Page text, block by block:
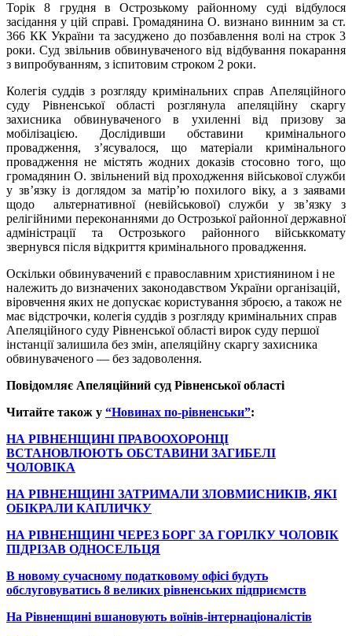
Торік 8 грудня в Острозькому районному суді відбулося
засідання у цій справі. Громадянина О. визнано винним за ст.
366 КК України та засуджено до позбавлення волі на строк 3
роки. Суд звільнив обвинуваченого від відбування покарання
з випробуванням, з іспитовим строком 2 роки.
Колегія суддів з розгляду кримінальних справ Апеляційного
суду Рівненської області розглянула апеляційну скаргу
захисника обвинуваченого в ухиленні від призову за
мобілізацією. Дослідивши обставини кримінального
провадження, з’ясувалося, що матеріали кримінального
провадження не містять жодних доказів стосовно того, що
громадянин О. звільнений від проходження військової служби
у зв’язку із доглядом за матір’ю похилого віку, а з заявами
щодо альтернативної (невійськової) служби у зв’язку з
релігійними переконаннями до Острозької районної державної
адміністрації та Острозького районного військкомату
звернувся після відкриття кримінального провадження.
Оскільки обвинувачений є православним християнином і не
належить до визначених законодавством України організацій,
віровчення яких не допускає користування зброєю, а також не
має відстрочки, колегія суддів з розгляду кримінальних справ
Апеляційного суду Рівненської області вирок суду першої
інстанції залишила без змін, апеляційну скаргу захисника
обвинуваченого — без задоволення.
Повідомляє Апеляційний суд Рівненської області
Читайте також у “Новинах по-рівненськи”:
НА РІВНЕНЩИНІ ПРАВООХОРОНЦІ
ВСТАНОВЛЮЮТЬ ОБСТАВИНИ ЗАГИБЕЛІ
ЧОЛОВІКА
НА РІВНЕНЩИНІ ЗАТРИМАЛИ ЗЛОВМИСНИКІВ, ЯКІ
ОБІКРАЛИ КАПЛИЧКУ
НА РІВНЕНЩИНІ ЧЕРЕЗ БОРГ ЗА ГОРІЛКУ ЧОЛОВІК
ПІДРІЗАВ ОДНОСЕЛЬЦЯ
В новому сучасному податковому офісі будуть
обслуговуватись 8 великих рівненських підприємств
На Рівненщині вшановують воїнів-інтернаціоналістів